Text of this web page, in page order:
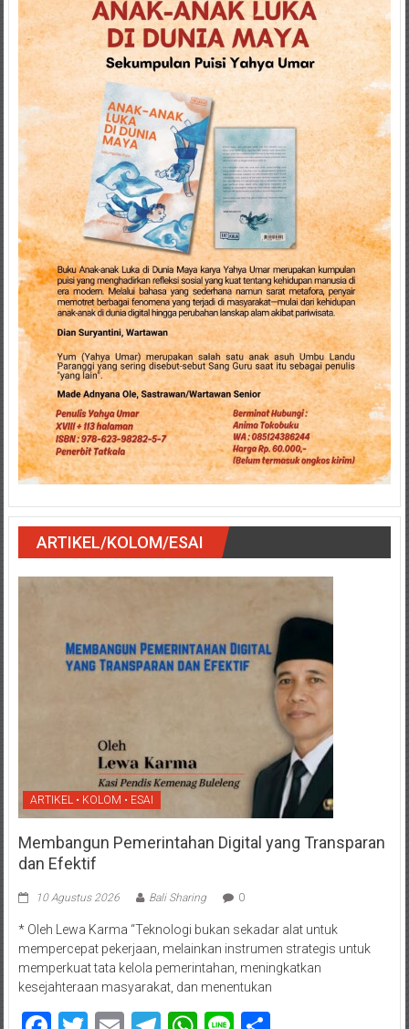
ARTIKEL/KOLOM/ESAI
ARTIKEL • KOLOM • ESAI
Membangun Pemerintahan Digital yang Transparan
dan Efektif
10 Agustus 2026 Bali Sharing 0
* Oleh Lewa Karma “Teknologi bukan sekadar alat untuk
mempercepat pekerjaan, melainkan instrumen strategis untuk
memperkuat tata kelola pemerintahan, meningkatkan
kesejahteraan masyarakat, dan menentukan